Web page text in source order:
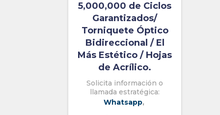
5,000,000 de Ciclos
Garantizados/
Torniquete Óptico
Bidireccional / El
Más Estético / Hojas
de Acrílico.
Solicita información o
llamada estratégica:
Whatsapp,